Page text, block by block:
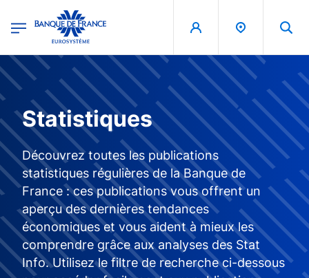
Banque de France - Menu Principal
Statistiques
Découvrez toutes les publications
statistiques régulières de la Banque de
France : ces publications vous offrent un
aperçu des dernières tendances
économiques et vous aident à mieux les
comprendre grâce aux analyses des Stat
Info. Utilisez le filtre de recherche ci-dessous